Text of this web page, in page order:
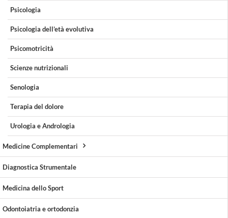
Psicologia
Psicologia dell’età evolutiva
Psicomotricità
Scienze nutrizionali
Senologia
Terapia del dolore
Urologia e Andrologia
Medicine Complementari
Diagnostica Strumentale
Medicina dello Sport
Odontoiatria e ortodonzia